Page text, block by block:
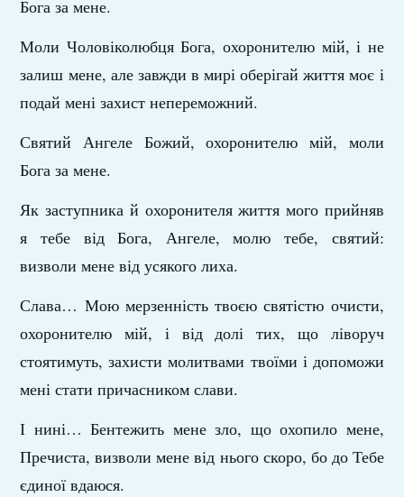
Бога за мене.
Моли Чоловіколюбця Бога, охоронителю мій, і не
залиш мене, але завжди в мирі оберігай життя моє і
подай мені захист непереможний.
Святий Ангеле Божий, охоронителю мій, моли
Бога за мене.
Як заступника й охоронителя життя мого прийняв
я тебе від Бога, Ангеле, молю тебе, святий:
визволи мене від усякого лиха.
Слава… Мою мерзенність твоєю святістю очисти,
охоронителю мій, і від долі тих, що ліворуч
стоятимуть, захисти молитвами твоїми і допоможи
мені стати причасником слави.
І нині… Бентежить мене зло, що охопило мене,
Пречиста, визволи мене від нього скоро, бо до Тебе
єдиної вдаюся.